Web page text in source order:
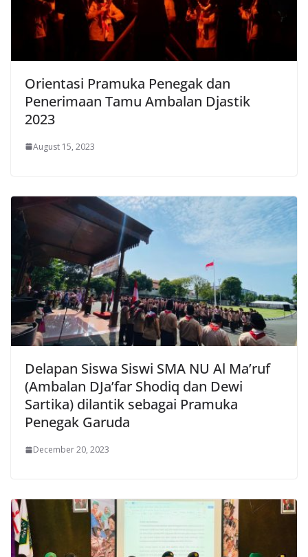
Orientasi Pramuka Penegak dan
Penerimaan Tamu Ambalan Djastik
2023
August 15, 2023
Delapan Siswa Siswi SMA NU Al Ma’ruf
(Ambalan DJa’far Shodiq dan Dewi
Sartika) dilantik sebagai Pramuka
Penegak Garuda
December 20, 2023